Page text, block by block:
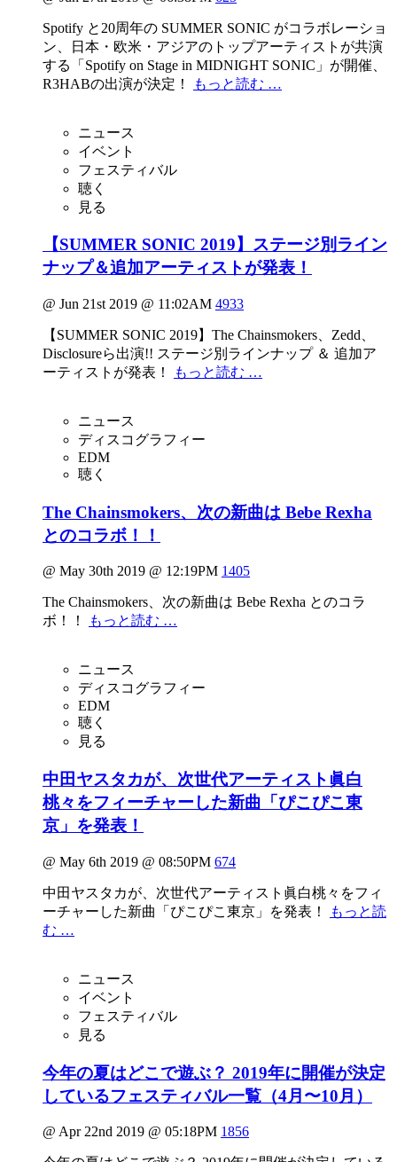
Spotify と20周年の SUMMER SONIC がコラボレーショ
ン、日本・欧米・アジアのトップアーティストが共演
する「Spotify on Stage in MIDNIGHT SONIC」が開催、
R3HABの出演が決定！
もっと読む …
ニュース
イベント
フェスティバル
聴く
見る
【SUMMER SONIC 2019】ステージ別ライン
ナップ＆追加アーティストが発表！
@ Jun 21st 2019 @ 11:02AM 4933
【SUMMER SONIC 2019】The Chainsmokers、Zedd、
Disclosureら出演!! ステージ別ラインナップ ＆ 追加ア
ーティストが発表！
もっと読む …
ニュース
ディスコグラフィー
EDM
聴く
The Chainsmokers、次の新曲は Bebe Rexha
とのコラボ！！
@ May 30th 2019 @ 12:19PM 1405
The Chainsmokers、次の新曲は Bebe Rexha とのコラ
ボ！！
もっと読む …
ニュース
ディスコグラフィー
EDM
聴く
見る
中田ヤスタカが、次世代アーティスト眞白
桃々をフィーチャーした新曲「ぴこぴこ東
京」を発表！
@ May 6th 2019 @ 08:50PM 674
中田ヤスタカが、次世代アーティスト眞白桃々をフィ
ーチャーした新曲「ぴこぴこ東京」を発表！
もっと読
む …
ニュース
イベント
フェスティバル
見る
今年の夏はどこで遊ぶ？ 2019年に開催が決定
しているフェスティバル一覧（4月〜10月）
@ Apr 22nd 2019 @ 05:18PM 1856